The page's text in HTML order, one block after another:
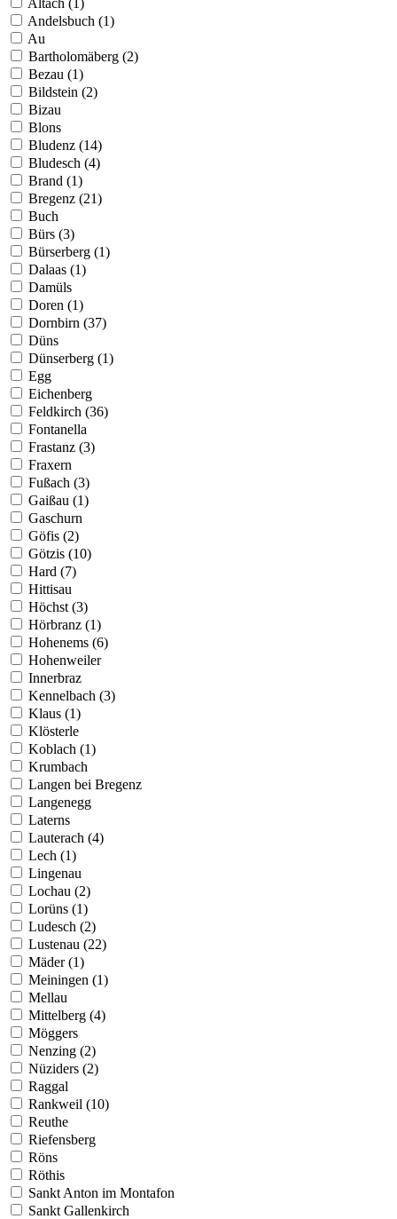
Andelsbuch (1)
Au
Bartholomäberg (2)
Bezau (1)
Bildstein (2)
Bizau
Blons
Bludenz (14)
Bludesch (4)
Brand (1)
Bregenz (21)
Buch
Bürs (3)
Bürserberg (1)
Dalaas (1)
Damüls
Doren (1)
Dornbirn (37)
Düns
Dünserberg (1)
Egg
Eichenberg
Feldkirch (36)
Fontanella
Frastanz (3)
Fraxern
Fußach (3)
Gaißau (1)
Gaschurn
Göfis (2)
Götzis (10)
Hard (7)
Hittisau
Höchst (3)
Hörbranz (1)
Hohenems (6)
Hohenweiler
Innerbraz
Kennelbach (3)
Klaus (1)
Klösterle
Koblach (1)
Krumbach
Langen bei Bregenz
Langenegg
Laterns
Lauterach (4)
Lech (1)
Lingenau
Lochau (2)
Lorüns (1)
Ludesch (2)
Lustenau (22)
Mäder (1)
Meiningen (1)
Mellau
Mittelberg (4)
Möggers
Nenzing (2)
Nüziders (2)
Raggal
Rankweil (10)
Reuthe
Riefensberg
Röns
Röthis
Sankt Anton im Montafon
Sankt Gallenkirch